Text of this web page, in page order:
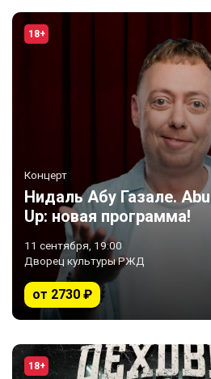
18+
Концерт
Нидаль Абу Газале.
Up: новая программа!
11 сентября, 19:00
Дворец культуры РЖД
от 2730 ₽
18+